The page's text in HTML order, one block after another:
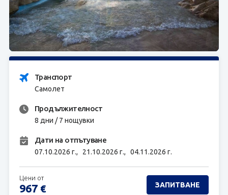
ЗАПИТВАНЕ
Транспорт
Самолет
Продължителност
8 дни / 7 нощувки
Дати на отпътуване
07.10.2026 г., 21.10.2026 г., 04.11.2026 г.
Цени от
967 € ЗАПИТВАНЕ